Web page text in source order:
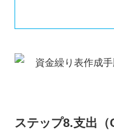
ステップ8.支出